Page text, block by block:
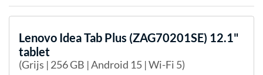
Lenovo Idea Tab Plus (ZAG70201SE) 12.1"
tablet
(Grijs | 256 GB | Android 15 | Wi-Fi 5)